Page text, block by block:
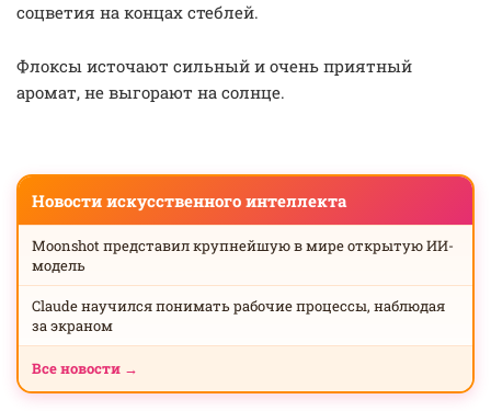
соцветия на концах стеблей.
Флоксы источают сильный и очень приятный
аромат, не выгорают на солнце.
Новости искусственного интеллекта
Moonshot представил крупнейшую в мире открытую ИИ-
модель
Claude научился понимать рабочие процессы, наблюдая
за экраном
Все новости →